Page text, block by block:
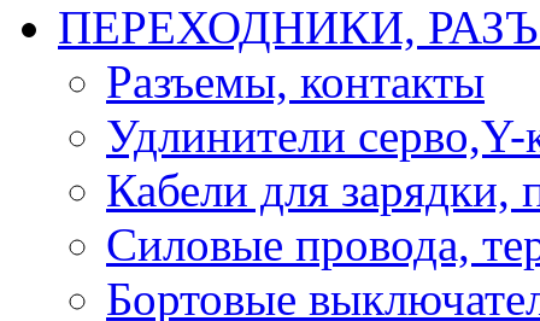
ПЕРЕХОДНИКИ,
Разъемы, контакты
Удлинители серво,Y-
Кабели для зарядки,
Силовые провода,
Бортовые